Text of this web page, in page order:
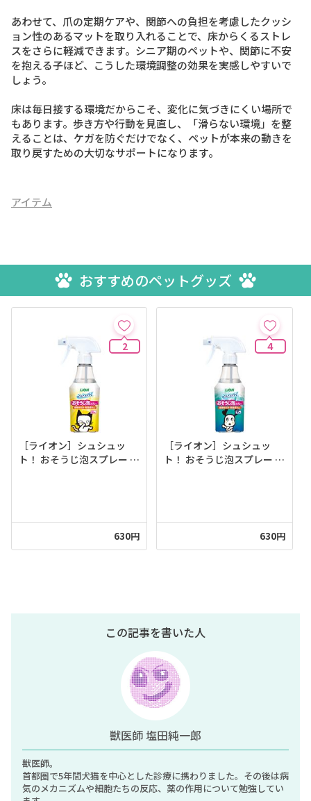
あわせて、爪の定期ケアや、関節への負担を考慮したクッシ
ョン性のあるマットを取り入れることで、床からくるストレ
スをさらに軽減できます。シニア期のペットや、関節に不安
を抱える子ほど、こうした環境調整の効果を実感しやすいで
しょう。
床は毎日接する環境だからこそ、変化に気づきにくい場所で
もあります。歩き方や行動を見直し、「滑らない環境」を整
えることは、ケガを防ぐだけでなく、ペットが本来の動きを
取り戻すための大切なサポートになります。
アイテム
おすすめのペットグッズ
2
［ライオン］シュシュッ
ト！ おそうじ泡スプレー 猫
630円
4
［ライオン］シュシュッ
ト！ おそうじ泡スプレー 犬
630円
この記事を書いた人
獣医師 塩田純一郎
獣医師。
首都圏で5年間犬猫を中心とした診療に携わりました。その後は病
気のメカニズムや細胞たちの反応、薬の作用について勉強してい